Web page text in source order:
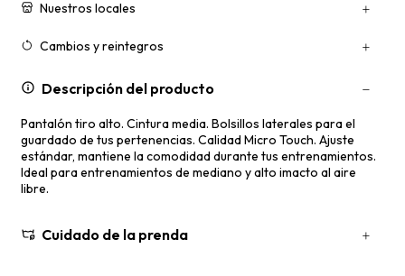
Nuestros locales
Cambios y reintegros
Descripción del producto
Pantalón tiro alto. Cintura media. Bolsillos laterales para el
guardado de tus pertenencias. Calidad Micro Touch. Ajuste
estándar, mantiene la comodidad durante tus entrenamientos.
Ideal para entrenamientos de mediano y alto imacto al aire
libre.
Cuidado de la prenda